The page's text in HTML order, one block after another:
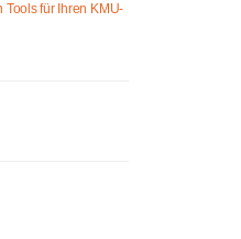
für Ihren KMU-